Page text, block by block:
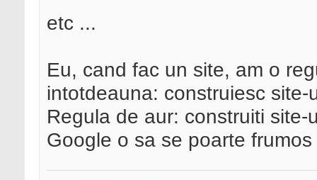
etc ...
Eu, cand fac un site, am o
intotdeauna: construiesc
Regula de aur: construiti
Google o sa se poarte